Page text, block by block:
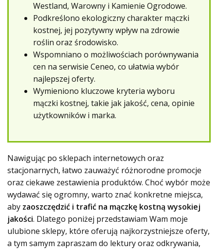
Westland, Warowny i Kamienie Ogrodowe.
Podkreślono ekologiczny charakter mączki
kostnej, jej pozytywny wpływ na zdrowie
roślin oraz środowisko.
Wspomniano o możliwościach porównywania
cen na serwisie Ceneo, co ułatwia wybór
najlepszej oferty.
Wymieniono kluczowe kryteria wyboru
mączki kostnej, takie jak jakość, cena, opinie
użytkowników i marka.
Nawigując po sklepach internetowych oraz
stacjonarnych, łatwo zauważyć różnorodne promocje
oraz ciekawe zestawienia produktów. Choć wybór może
wydawać się ogromny, warto znać konkretne miejsca,
aby zaoszczędzić i trafić na mączkę kostną wysokiej
jakości. Dlatego poniżej przedstawiam Wam moje
ulubione sklepy, które oferują najkorzystniejsze oferty,
a tym samym zapraszam do lektury oraz odkrywania,